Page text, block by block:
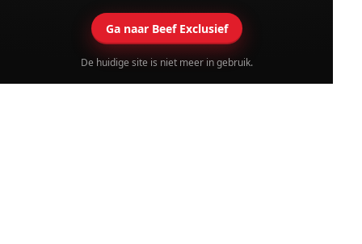
Ga naar Beef Exclusief
De huidige site is niet meer in gebruik.